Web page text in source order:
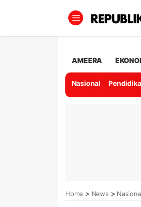
AMEERA
Nasional
Home > News >